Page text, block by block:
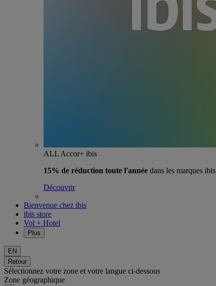
ALL Accor+ ibis
15% de réduction toute l'année dans les marques ibis
Découvrir
Bienvenue chez ibis
ibis store
Vol + Hotel
Plus
EN
Retour
Sélectionnez votre zone et votre langue ci-dessous
Zone géographique